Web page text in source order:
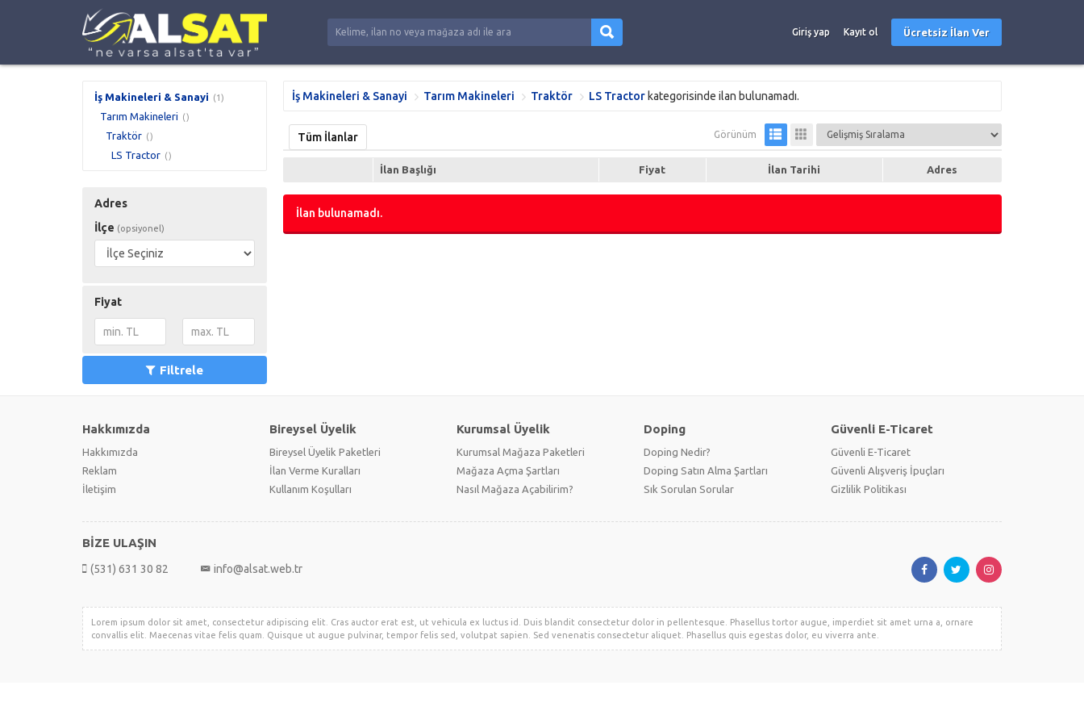
Giriş yap Kayıt ol Ücretsiz İlan Ver
İş Makineleri & Sanayi (1)
Tarım Makineleri ()
Traktör ()
LS Tractor ()
Adres
İlçe (opsiyonel)
Fiyat
Filtrele
İş Makineleri & Sanayi Tarım Makineleri Traktör LS Tractor kategorisinde ilan bulunamadı.
Tüm İlanlar Görünüm
İlan Başlığı Fiyat İlan Tarihi Adres
İlan bulunamadı.
Hakkımızda
Hakkımızda
Reklam
İletişim
Bireysel Üyelik
Bireysel Üyelik Paketleri
İlan Verme Kuralları
Kullanım Koşulları
Kurumsal Üyelik
Kurumsal Mağaza Paketleri
Mağaza Açma Şartları
Nasıl Mağaza Açabilirim?
Doping
Doping Nedir?
Doping Satın Alma Şartları
Sık Sorulan Sorular
Güvenli E-Ticaret
Güvenli E-Ticaret
Güvenli Alışveriş İpuçları
Gizlilik Politikası
BİZE ULAŞIN
(531) 631 30 82 info@alsat.web.tr
Lorem ipsum dolor sit amet, consectetur adipiscing elit. Cras auctor erat est, ut vehicula ex luctus id. Duis blandit consectetur dolor in pellentesque. Phasellus tortor augue, imperdiet sit amet urna a, ornare
convallis elit. Maecenas vitae felis quam. Quisque ut augue pulvinar, tempor felis sed, volutpat sapien. Sed venenatis consectetur aliquet. Phasellus quis egestas dolor, eu viverra ante.